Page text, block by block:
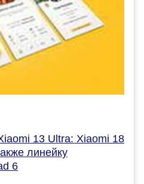
13 Ultra: Xiaomi 18
линейку
6